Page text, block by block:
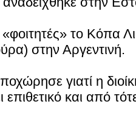
το Κόπα
στην Αργεντινή.
γιατί η
επιθετικό και από